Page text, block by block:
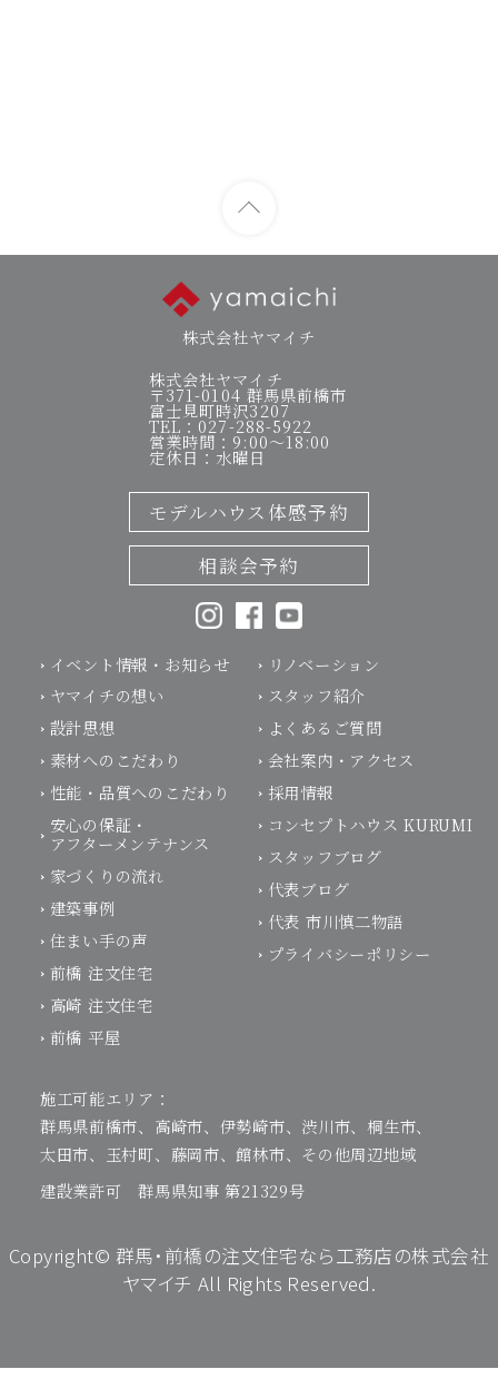
株式会社ヤマイチ
株式会社ヤマイチ
〒371-0104 群馬県前橋市
富士見町時沢3207
TEL：027-288-5922
営業時間：9:00～18:00
定休日：水曜日
モデルハウス体感予約
相談会予約
イベント情報・お知らせ
ヤマイチの想い
設計思想
素材へのこだわり
性能・品質へのこだわり
安心の保証・
アフターメンテナンス
家づくりの流れ
建築事例
住まい手の声
前橋 注文住宅
高崎 注文住宅
前橋 平屋
リノベーション
スタッフ紹介
よくあるご質問
会社案内・アクセス
採用情報
コンセプトハウス KURUMI
スタッフブログ
代表ブログ
代表 市川慎二物語
プライバシーポリシー
施工可能エリア：
群馬県前橋市、高崎市、伊勢崎市、渋川市、桐生市、
太田市、玉村町、藤岡市、館林市、その他周辺地域
建設業許可 群馬県知事 第21329号
Copyright© 群馬・前橋の注文住宅なら工務店の株式会社
ヤマイチ All Rights Reserved.